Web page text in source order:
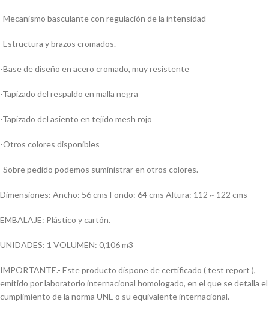
-Mecanismo basculante con regulación de la intensidad
-Estructura y brazos cromados.
-Base de diseño en acero cromado, muy resistente
-Tapizado del respaldo en malla negra
-Tapizado del asiento en tejido mesh rojo
-Otros colores disponibles
-Sobre pedido podemos suministrar en otros colores.
Dimensiones: Ancho: 56 cms Fondo: 64 cms Altura: 112 ~ 122 cms
EMBALAJE: Plástico y cartón.
UNIDADES: 1 VOLUMEN: 0,106 m3
IMPORTANTE.- Este producto dispone de certificado ( test report ),
emitido por laboratorio internacional homologado, en el que se detalla el
cumplimiento de la norma UNE o su equivalente internacional.